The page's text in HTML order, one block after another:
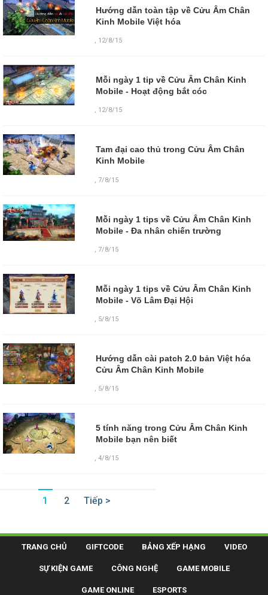
Hướng dẫn toàn tập về Cửu Âm Chân
Kinh Mobile Việt hóa
, 12/8/15
Mỗi ngày 1 tip về Cửu Âm Chân Kinh
Mobile - Hoạt động bắt cóc
, 12/8/15
Tam đại cao thủ trong Cửu Âm Chân
Kinh Mobile
,7/8/15
Mỗi ngày 1 tips về Cửu Âm Chân Kinh
Mobile - Đa nhân chiến trường
,7/8/15
Mỗi ngày 1 tips về Cửu Âm Chân Kinh
Mobile - Võ Lâm Đại Hội
, 5/8/15
Hướng dẫn cài patch 2.0 bản Việt hóa
Cửu Âm Chân Kinh Mobile
, 5/8/15
5 tính năng trong Cửu Âm Chân Kinh
Mobile bạn nên biết
,4/8/15
1 2 Tiếp >
TRANG CHỦ GIFTCODE BẢNG XẾP HẠNG VIDEO
SỰ KIỆN GAME CÔNG NGHỆ GAME MOBILE
GAME ONLINE ESPORTS